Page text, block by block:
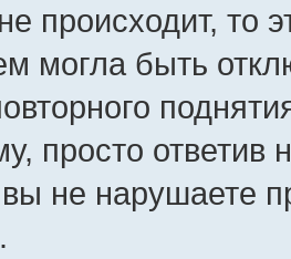
происходит, то
могла быть
просто ответив
не нарушаете